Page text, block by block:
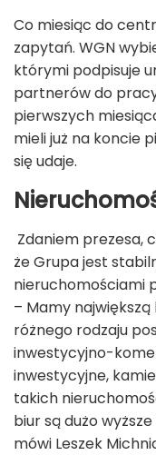
Co miesiąc do
zapytań. WGN
którymi podpisuje
partnerów do
pierwszych
mieli już na koncie
się udaje.
Zdaniem prezesa,
że Grupa jest
nieruchomościami
– Mamy
różnego rodzaju
inwestycyjno-
inwestycyjne,
takich
biur są dużo
mówi Leszek